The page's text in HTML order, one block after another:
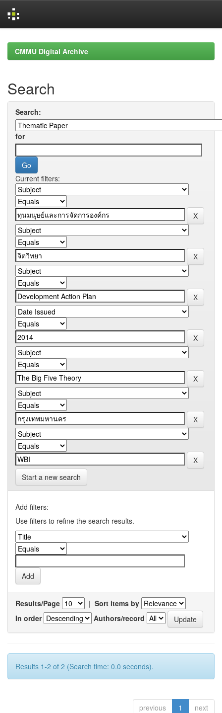
navigationCMMU Digital Archive
Search
Search:
for
Current filters:
Start a new search
Add filters:
Use filters to refine the search results.
Results/Page | Sort items by
In order
Authors/record
Results 1-2 of 2 (Search time: 0.0 seconds).
previous 1 next